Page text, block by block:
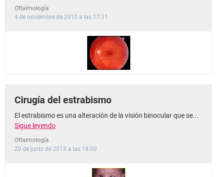
Oftalmología
4 de noviembre de 2013 a las 17:11
Cirugía del estrabismo
El estrabismo es una alteración de la visión binocular que se...
Sigue leyendo
Oftalmología
20 de junio de 2013 a las 18:00